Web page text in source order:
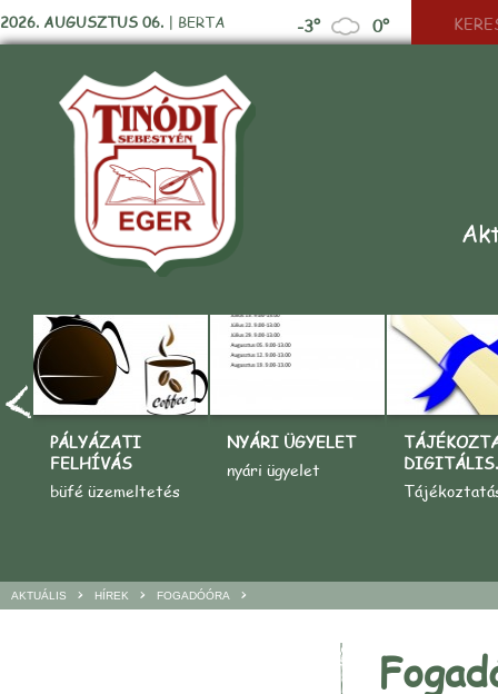
2026. AUGUSZTUS 06. | BERTA -3° 0°
PÁLYÁZATI
FELHÍVÁS
büfé üzemeltetés
NYÁRI ÜGYELET
nyári ügyelet
AKTUÁLIS > HÍREK > FOGADÓÓRA >